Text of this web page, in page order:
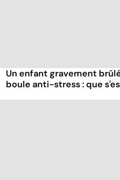
Un enfant gravement
boule anti-stress : que